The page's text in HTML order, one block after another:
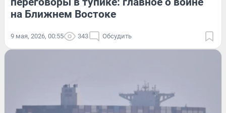
на Ближнем Востоке
9 мая, 2026, 00:55 343 Обсудить